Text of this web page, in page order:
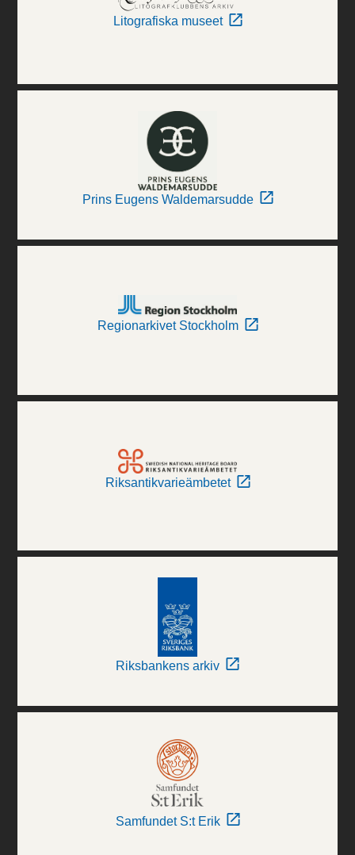
Litografiska museet
Prins Eugens Waldemarsudde
Regionarkivet Stockholm
Riksantikvarieämbetet
Riksbankens arkiv
Samfundet S:t Erik